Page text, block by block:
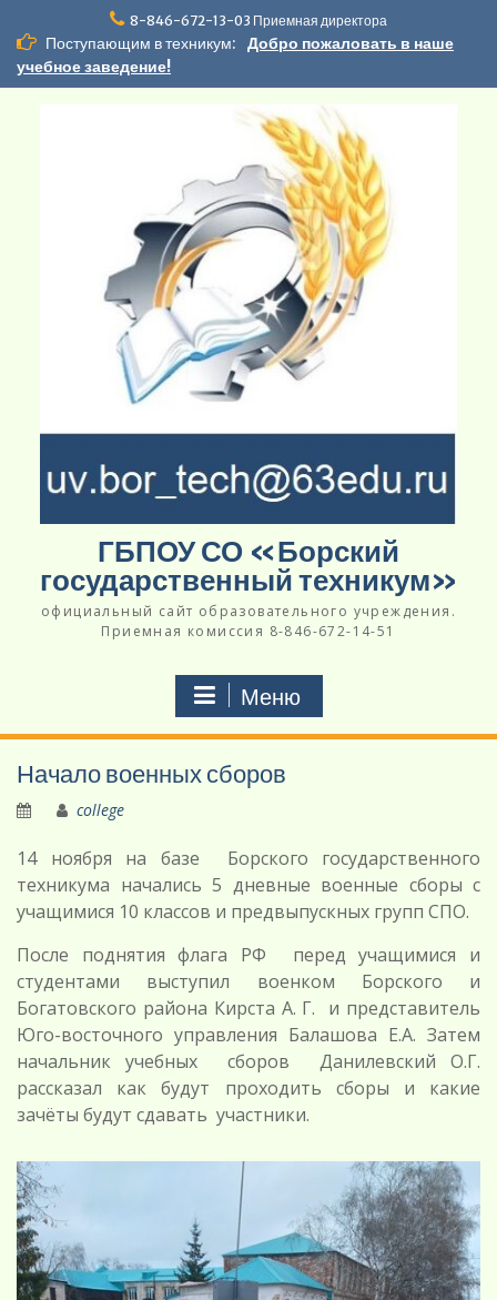
содержимому
8-846-672-13-03 Приемная директора
Поступающим в техникум:
Добро пожаловать в наше
учебное заведение!
ГБПОУ СО «Борский
государственный техникум»
официальный сайт образовательного учреждения.
Приемная комиссия 8-846-672-14-51
Меню
Начало военных сборов
college
14 ноября на базе Борского государственного
техникума начались 5 дневные военные сборы с
учащимися 10 классов и предвыпускных групп СПО.
После поднятия флага РФ перед учащимися и
студентами выступил военком Борского и
Богатовского района Кирста А. Г. и представитель
Юго-восточного управления Балашова Е.А. Затем
начальник учебных сборов Данилевский О.Г.
рассказал как будут проходить сборы и какие
зачёты будут сдавать участники.